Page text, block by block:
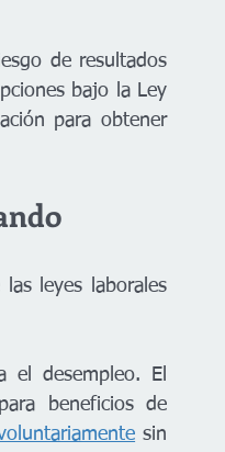
de resultados
bajo la Ley
para obtener
leyes laborales
el desempleo. El
beneficios de
sin